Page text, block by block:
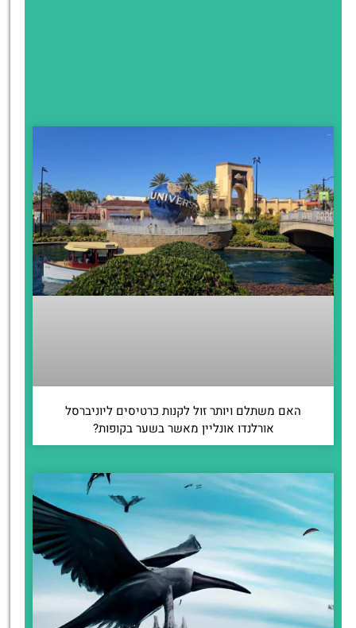
האם משתלם ויותר זול לקנות כרטיסים ליוניברסל
אורלנדו אונליין מאשר בשער בקופות?